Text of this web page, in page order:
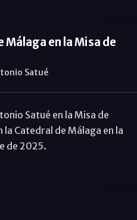
en la Misa de
Satué
Satué en la Misa de
Catedral de Málaga en la
de 2025.